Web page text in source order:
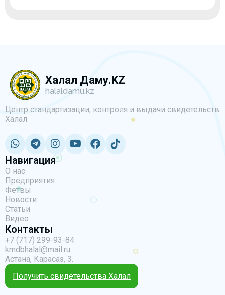
Халал Даму.KZ
halaldamu.kz
Центр стандартизации, контроля и выдачи свидетельств
Халал
Навигация
О нас
Предприятия
Фетвы
Новости
Статьи
Видео
Контакты
+7 (717) 299-93-84
kmdbhalal@mail.ru
Астана, Карасаз, 3.
Получить свидетельства Халал